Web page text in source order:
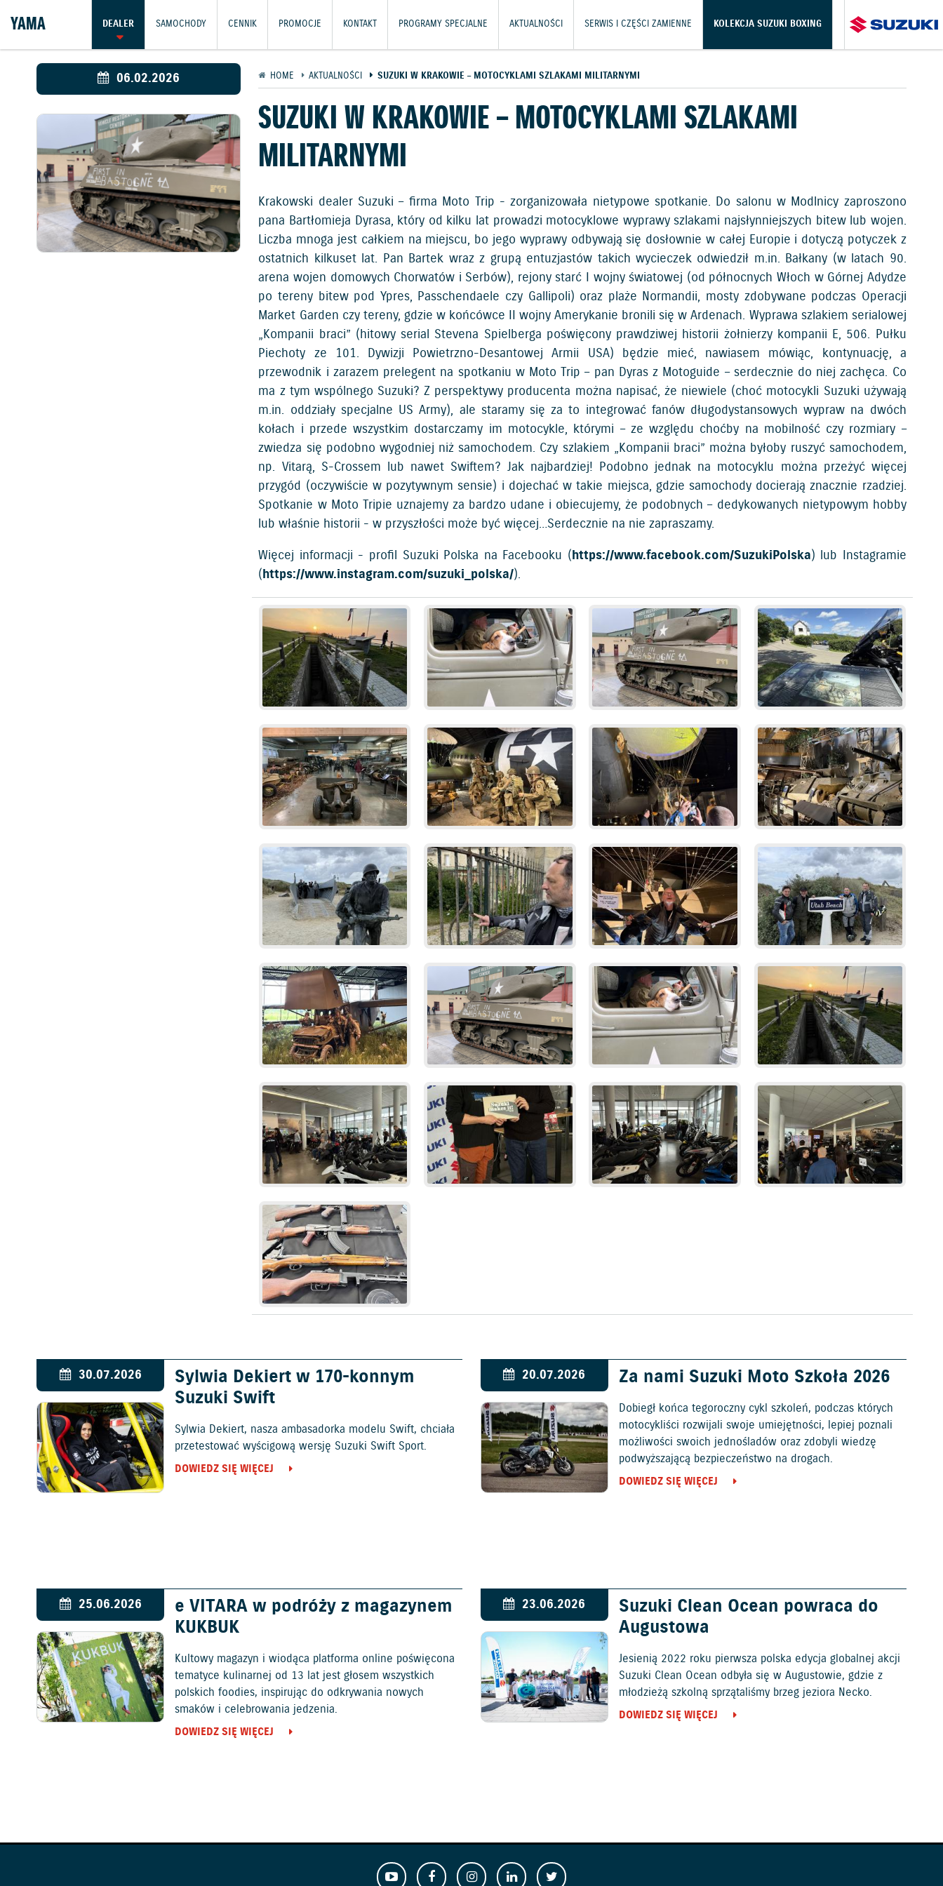
YAMA DEALER SAMOCHODY CENNIK PROMOCJE KONTAKT PROGRAMY SPECJALNE AKTUALNOŚCI SERWIS I CZĘŚCI ZAMIENNE KOLEKCJA SUZUKI BOXING
06.02.2026 HOME AKTUALNOŚCI SUZUKI W KRAKOWIE – MOTOCYKLAMI SZLAKAMI MILITARNYMI
SUZUKI W KRAKOWIE – MOTOCYKLAMI SZLAKAMI
MILITARNYMI
Krakowski dealer Suzuki – firma Moto Trip - zorganizowała nietypowe spotkanie. Do salonu w Modlnicy zaproszono
pana Bartłomieja Dyrasa, który od kilku lat prowadzi motocyklowe wyprawy szlakami najsłynniejszych bitew lub wojen.
Liczba mnoga jest całkiem na miejscu, bo jego wyprawy odbywają się dosłownie w całej Europie i dotyczą potyczek z
ostatnich kilkuset lat. Pan Bartek wraz z grupą entuzjastów takich wycieczek odwiedził m.in. Bałkany (w latach 90.
arena wojen domowych Chorwatów i Serbów), rejony starć I wojny światowej (od północnych Włoch w Górnej Adydze
po tereny bitew pod Ypres, Passchendaele czy Gallipoli) oraz plaże Normandii, mosty zdobywane podczas Operacji
Market Garden czy tereny, gdzie w końcówce II wojny Amerykanie bronili się w Ardenach. Wyprawa szlakiem serialowej
„Kompanii braci” (hitowy serial Stevena Spielberga poświęcony prawdziwej historii żołnierzy kompanii E, 506. Pułku
Piechoty ze 101. Dywizji Powietrzno-Desantowej Armii USA) będzie mieć, nawiasem mówiąc, kontynuację, a
przewodnik i zarazem prelegent na spotkaniu w Moto Trip – pan Dyras z Motoguide – serdecznie do niej zachęca. Co
ma z tym wspólnego Suzuki? Z perspektywy producenta można napisać, że niewiele (choć motocykli Suzuki używają
m.in. oddziały specjalne US Army), ale staramy się za to integrować fanów długodystansowych wypraw na dwóch
kołach i przede wszystkim dostarczamy im motocykle, którymi – ze względu choćby na mobilność czy rozmiary –
zwiedza się podobno wygodniej niż samochodem. Czy szlakiem „Kompanii braci” można byłoby ruszyć samochodem,
np. Vitarą, S-Crossem lub nawet Swiftem? Jak najbardziej! Podobno jednak na motocyklu można przeżyć więcej
przygód (oczywiście w pozytywnym sensie) i dojechać w takie miejsca, gdzie samochody docierają znacznie rzadziej.
Spotkanie w Moto Tripie uznajemy za bardzo udane i obiecujemy, że podobnych – dedykowanych nietypowym hobby
lub właśnie historii - w przyszłości może być więcej…Serdecznie na nie zapraszamy.
Więcej informacji - profil Suzuki Polska na Facebooku (https://www.facebook.com/SuzukiPolska) lub Instagramie
(https://www.instagram.com/suzuki_polska/).
30.07.2026
Sylwia Dekiert w 170-konnym
Suzuki Swift
Sylwia Dekiert, nasza ambasadorka modelu Swift, chciała
przetestować wyścigową wersję Suzuki Swift Sport.
DOWIEDZ SIĘ WIĘCEJ
20.07.2026 Za nami Suzuki Moto Szkoła 2026
Dobiegł końca tegoroczny cykl szkoleń, podczas których
motocykliści rozwijali swoje umiejętności, lepiej poznali
możliwości swoich jednośladów oraz zdobyli wiedzę
podwyższającą bezpieczeństwo na drogach.
DOWIEDZ SIĘ WIĘCEJ
25.06.2026
e VITARA w podróży z magazynem
KUKBUK
Kultowy magazyn i wiodąca platforma online poświęcona
tematyce kulinarnej od 13 lat jest głosem wszystkich
polskich foodies, inspirując do odkrywania nowych
smaków i celebrowania jedzenia.
DOWIEDZ SIĘ WIĘCEJ
23.06.2026
Suzuki Clean Ocean powraca do
Augustowa
Jesienią 2022 roku pierwsza polska edycja globalnej akcji
Suzuki Clean Ocean odbyła się w Augustowie, gdzie z
młodzieżą szkolną sprzątaliśmy brzeg jeziora Necko.
DOWIEDZ SIĘ WIĘCEJ